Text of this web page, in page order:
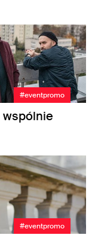
#eventpromo
wspólnie
#eventpromo